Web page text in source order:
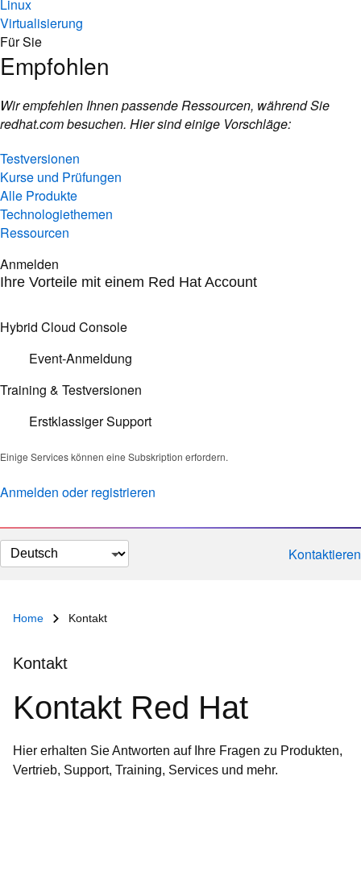
Linux
Virtualisierung
Für Sie
Empfohlen
Wir empfehlen Ihnen passende Ressourcen, während Sie
redhat.com besuchen. Hier sind einige Vorschläge:
Testversionen
Kurse und Prüfungen
Alle Produkte
Technologiethemen
Ressourcen
Anmelden
Ihre Vorteile mit einem Red Hat Account
Hybrid Cloud Console
Event-Anmeldung
Training & Testversionen
Erstklassiger Support
Einige Services können eine Subskription erfordern.
Anmelden oder registrieren
Sprache
auswählen
Kontaktieren
Home Kontakt
Kontakt
Kontakt Red Hat
Hier erhalten Sie Antworten auf Ihre Fragen zu Produkten,
Vertrieb, Support, Training, Services und mehr.